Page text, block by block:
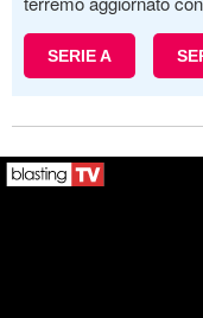
SERIE A